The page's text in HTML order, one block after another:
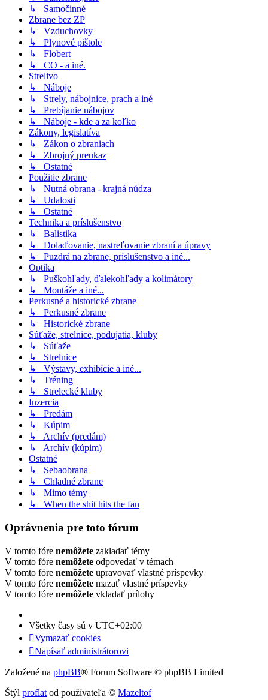
↳ Samočinné
Zbrane bez ZP
↳ Vzduchovky
↳ Plynové pištole
↳ Flobert
↳ CO - a iné.
Strelivo
↳ Náboje
↳ Strely, nábojnice, prach a iné
↳ Prebíjanie nábojov
↳ Náboje - kde a za koľko
Zákony, legislatíva
↳ Zákon o zbraniach
↳ Zbrojný preukaz
↳ Ostatné
Použitie zbrane
↳ Nutná obrana - krajná núdza
↳ Udalosti
↳ Ostatné
Technika a príslušenstvo
↳ Balistika
↳ Dolaďovanie, nastreľovanie zbraní a úpravy
↳ Puzdrá na zbrane, príslušenstvo a iné...
Optika
↳ Puškohľady, ďalekohľady a kolimátory
↳ Montáže a iné...
Perkusné a historické zbrane
↳ Perkusné zbrane
↳ Historické zbrane
Súťaže, strelnice, podujatia, kluby
↳ Súťaže
↳ Strelnice
↳ Výstavy, exhibície a iné...
↳ Tréning
↳ Strelecké kluby
Inzercia
↳ Predám
↳ Kúpim
↳ Archív (predám)
↳ Archív (kúpim)
Ostatné
↳ Sebaobrana
↳ Chladné zbrane
↳ Mimo témy
↳ When the shit hits the fan
Oprávnenia pre toto fórum
V tomto fóre nemôžete zakladať témy
V tomto fóre nemôžete odpovedať v témach
V tomto fóre nemôžete upravovať vlastné príspevky
V tomto fóre nemôžete mazať vlastné príspevky
V tomto fóre nemôžete vkladať prílohy
Všetky časy sú v UTC+02:00
Vymazať cookies
Napísať administrátorovi
Založené na phpBB® Forum Software © phpBB Limited
Štýl proflat od používateľa © Mazeltof